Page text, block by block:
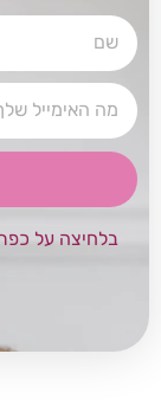
בלחיצה על